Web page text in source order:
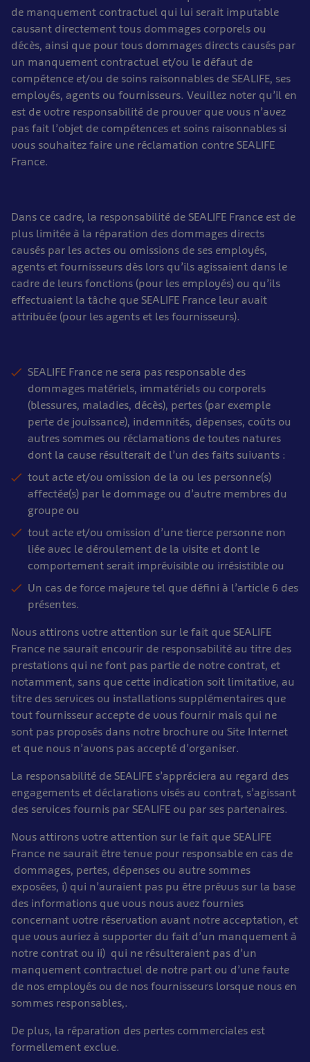
de manquement contractuel qui lui serait imputable
causant directement tous dommages corporels ou
décès, ainsi que pour tous dommages directs causés par
un manquement contractuel et/ou le défaut de
compétence et/ou de soins raisonnables de SEALIFE, ses
employés, agents ou fournisseurs. Veuillez noter qu’il en
est de votre responsabilité de prouver que vous n’avez
pas fait l’objet de compétences et soins raisonnables si
vous souhaitez faire une réclamation contre SEALIFE
France.
Dans ce cadre, la responsabilité de SEALIFE France est de
plus limitée à la réparation des dommages directs
causés par les actes ou omissions de ses employés,
agents et fournisseurs dès lors qu’ils agissaient dans le
cadre de leurs fonctions (pour les employés) ou qu’ils
effectuaient la tâche que SEALIFE France leur avait
attribuée (pour les agents et les fournisseurs).
SEALIFE France ne sera pas responsable des
dommages matériels, immatériels ou corporels
(blessures, maladies, décès), pertes (par exemple
perte de jouissance), indemnités, dépenses, coûts ou
autres sommes ou réclamations de toutes natures
dont la cause résulterait de l’un des faits suivants :
tout acte et/ou omission de la ou les personne(s)
affectée(s) par le dommage ou d’autre membres du
groupe ou
tout acte et/ou omission d’une tierce personne non
liée avec le déroulement de la visite et dont le
comportement serait imprévisible ou irrésistible ou
Un cas de force majeure tel que défini à l’article 6 des
présentes.
Nous attirons votre attention sur le fait que SEALIFE
France ne saurait encourir de responsabilité au titre des
prestations qui ne font pas partie de notre contrat, et
notamment, sans que cette indication soit limitative, au
titre des services ou installations supplémentaires que
tout fournisseur accepte de vous fournir mais qui ne
sont pas proposés dans notre brochure ou Site Internet
et que nous n’avons pas accepté d’organiser.
La responsabilité de SEALIFE s’appréciera au regard des
engagements et déclarations visés au contrat, s’agissant
des services fournis par SEALIFE ou par ses partenaires.
Nous attirons votre attention sur le fait que SEALIFE
France ne saurait être tenue pour responsable en cas de
dommages, pertes, dépenses ou autre sommes
exposées, i) qui n’auraient pas pu être prévus sur la base
des informations que vous nous avez fournies
concernant votre réservation avant notre acceptation, et
que vous auriez à supporter du fait d’un manquement à
notre contrat ou ii) qui ne résulteraient pas d’un
manquement contractuel de notre part ou d’une faute
de nos employés ou de nos fournisseurs lorsque nous en
sommes responsables,.
De plus, la réparation des pertes commerciales est
formellement exclue.